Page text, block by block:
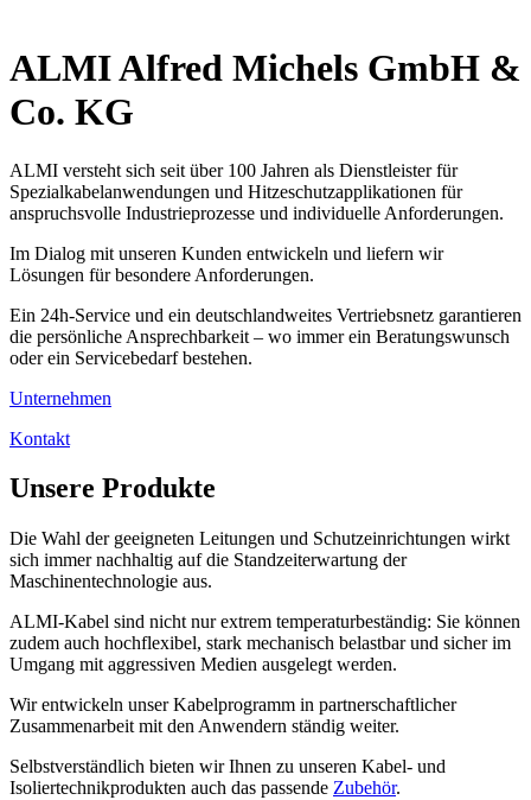
ALMI Alfred Michels GmbH &
Co. KG
ALMI versteht sich seit über 100 Jahren als Dienstleister für
Spezialkabelanwendungen und Hitzeschutzapplikationen für
anspruchsvolle Industrieprozesse und individuelle Anforderungen.
Im Dialog mit unseren Kunden entwickeln und liefern wir
Lösungen für besondere Anforderungen.
Ein 24h-Service und ein deutschlandweites Vertriebsnetz garantieren
die persönliche Ansprechbarkeit – wo immer ein Beratungswunsch
oder ein Servicebedarf bestehen.
Unternehmen
Kontakt
Unsere Produkte
Die Wahl der geeigneten Leitungen und Schutzeinrichtungen wirkt
sich immer nachhaltig auf die Standzeiterwartung der
Maschinentechnologie aus.
ALMI-Kabel sind nicht nur extrem temperaturbeständig: Sie können
zudem auch hochflexibel, stark mechanisch belastbar und sicher im
Umgang mit aggressiven Medien ausgelegt werden.
Wir entwickeln unser Kabelprogramm in partnerschaftlicher
Zusammenarbeit mit den Anwendern ständig weiter.
Selbstverständlich bieten wir Ihnen zu unseren Kabel- und
Isoliertechnikprodukten auch das passende Zubehör.